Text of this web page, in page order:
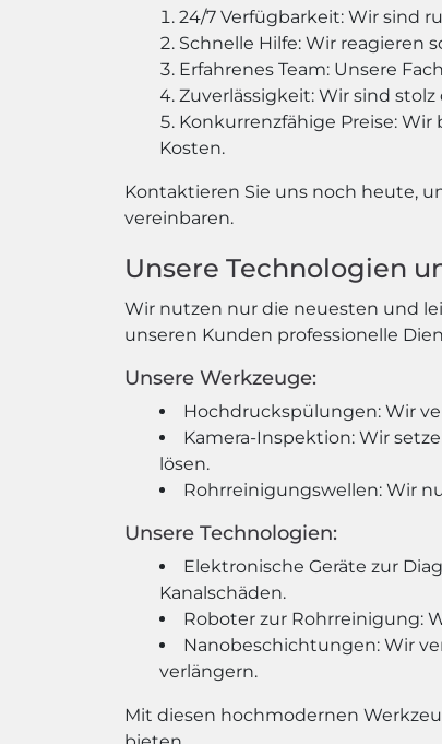
24/7 Verfügbarkeit: Wir sind
Schnelle Hilfe: Wir reagieren
Erfahrenes Team: Unsere
Zuverlässigkeit: Wir sind
Konkurrenzfähige Preise:
Kosten.
Kontaktieren Sie uns noch heute,
vereinbaren.
Unsere Technologien
Wir nutzen nur die neuesten und
unseren Kunden professionelle
Unsere Werkzeuge:
Hochdruckspülungen: Wir
Kamera-Inspektion: Wir
lösen.
Rohrreinigungswellen: Wir
Unsere Technologien:
Elektronische Geräte zur
Kanalschäden.
Roboter zur Rohrreinigung:
Nanobeschichtungen: Wir
verlängern.
Mit diesen hochmodernen